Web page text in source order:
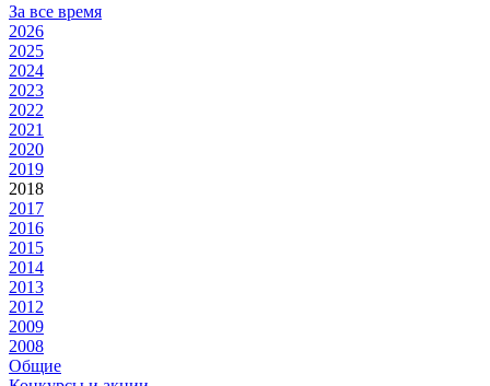
За все время
2026
2025
2024
2023
2022
2021
2020
2019
2018
2017
2016
2015
2014
2013
2012
2009
2008
Общие